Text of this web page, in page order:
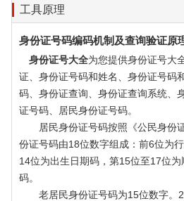
工具原理
身份证号码编码机制及查询验证原
身份证号大全为您提供身份证号大
证、身份证号码和姓名、身份证号码
码、身份证查询、身份证查询系统、
证号码、居民身份证号码。
居民身份证号码按照《公民身份
份证号码由18位数字组成：前6位为
14位为出生日期码，第15位至17位
码。
老居民身份证号码为15位数字。